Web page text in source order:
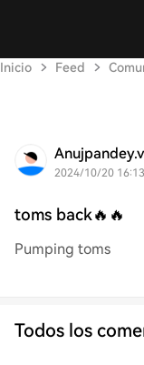
Inicio Feed
2024/10/20 16:13
toms back🔥🔥
Pumping toms
Todos los